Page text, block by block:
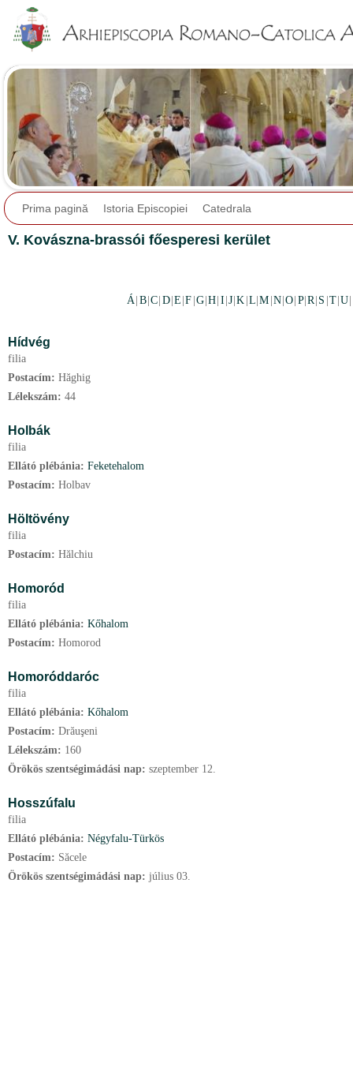
Prima pagină Istoria Episcopiei Catedrala
V. Kovászna-brassói főesperesi kerület
Á B |C D E |F G |H I |J |K L |M N |O P| R S T |U
Hídvég
filia
Postacím: Hăghig
Lélekszám: 44
Holbák
filia
Ellátó plébánia: Feketehalom
Postacím: Holbav
Höltövény
filia
Postacím: Hălchiu
Homoród
filia
Ellátó plébánia: Kőhalom
Postacím: Homorod
Homoróddaróc
filia
Ellátó plébánia: Kőhalom
Postacím: Drăuşeni
Lélekszám: 160
Örökös szentségimádási nap: szeptember 12.
Hosszúfalu
filia
Ellátó plébánia: Négyfalu-Türkös
Postacím: Săcele
Örökös szentségimádási nap: július 03.